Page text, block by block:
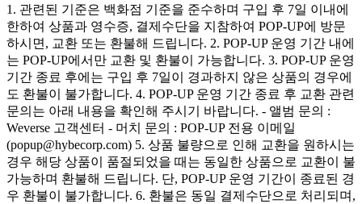
1. 관련된 기준은 백화점 기준을 준수하며 구입 후 7일 이내에
한하여 상품과 영수증, 결제수단을 지참하여 POP-UP에 방문
하시면, 교환 또는 환불해 드립니다. 2. POP-UP 운영 기간 내에
는 POP-UP에서만 교환 및 환불이 가능합니다. 3. POP-UP 운영
기간 종료 후에는 구입 후 7일이 경과하지 않은 상품의 경우에
도 환불이 불가합니다. 4. POP-UP 운영 기간 종료 후 교환 관련
문의는 아래 내용을 확인해 주시기 바랍니다. - 앨범 문의 :
Weverse 고객센터 - 머치 문의 : POP-UP 전용 이메일
(popup@hybecorp.com) 5. 상품 불량으로 인해 교환을 원하시는
경우 해당 상품이 품절되었을 때는 동일한 상품으로 교환이 불
가능하며 환불해 드립니다. 단, POP-UP 운영 기간이 종료된 경
우 환불이 불가합니다. 6. 환불은 동일 결제수단으로 처리되며,